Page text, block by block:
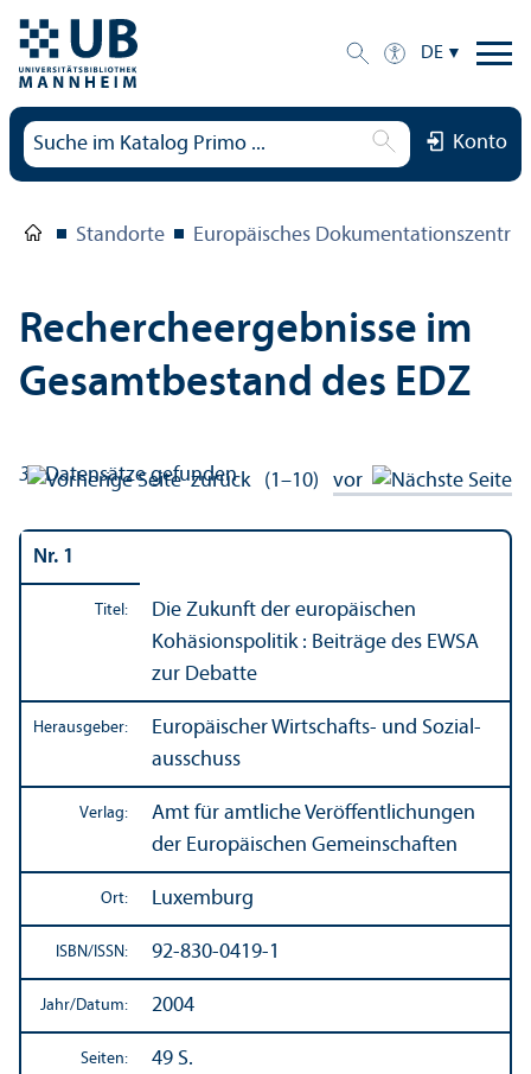
DE
Konto
Standorte Europäisches
Rechercheergebnisse im
Gesamtbestand des EDZ
33Datensätze gefunden
zurück (1–10) vor
Nr. 1
Titel:
Die Zukunft der europäischen
Kohäsionspolitik : Beiträge des EWSA
zur Debatte
Herausgeber:
Europäischer Wirtschafts- und Sozial­
ausschuss
Verlag:
Amt für amtliche Veröffentlichungen
der Europäischen Gemeinschaften
Ort: Luxemburg
ISBN/ ISSN: 92-830-0419-1
Jahr/Datum: 2004
Seiten: 49 S.